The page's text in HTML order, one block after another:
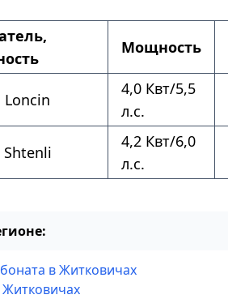
Мощность
Loncin
4,0 Квт/5,5
л.с.
Shtenli
4,2 Квт/6,0
л.с.
в Житковичах